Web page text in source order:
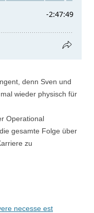
denn Sven und
wieder physisch für
Operational
gesamte Folge über
zu
necesse est